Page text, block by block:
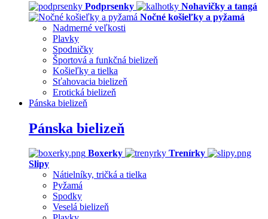
Podprsenky
Nohavičky a tangá
Nočné košieľky a pyžamá
Nadmerné veľkosti
Plavky
Spodničky
Športová a funkčná bielizeň
Košieľky a tielka
Sťahovacia bielizeň
Erotická bielizeň
Pánska bielizeň
Pánska bielizeň
Boxerky
Trenírky
Slipy
Nátielníky, tričká a tielka
Pyžamá
Spodky
Veselá bielizeň